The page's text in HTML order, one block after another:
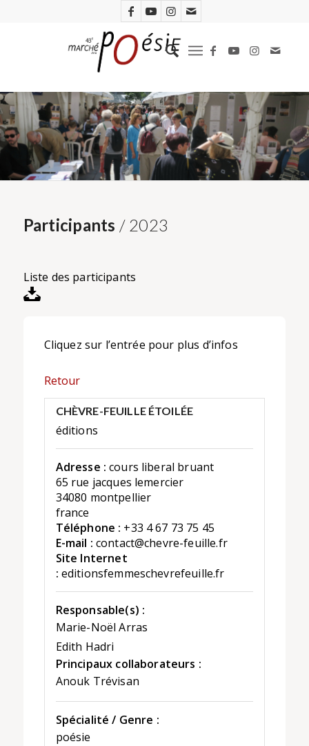
Participants / 2023
Liste des participants
Cliquez sur l’entrée pour plus d’infos
Retour
CHÈVRE-FEUILLE ÉTOILÉE
éditions
Adresse : cours liberal bruant
65 rue jacques lemercier
34080 montpellier
france
Téléphone : +33 4 67 73 75 45
E-mail : contact@chevre-feuille.fr
Site Internet
: editionsfemmeschevrefeuille.fr
Responsable(s) :
Marie-Noël Arras
Edith Hadri
Principaux collaborateurs :
Anouk Trévisan
Spécialité / Genre :
poésie